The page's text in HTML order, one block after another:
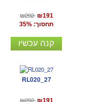
₪292 ₪191
תחסוך: 35%
קנה עכשיו
RL020_27
₪292 ₪191